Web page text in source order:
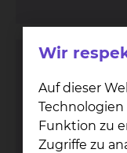
Wir
Auf dieser
Funktion zu
Zugriffe zu